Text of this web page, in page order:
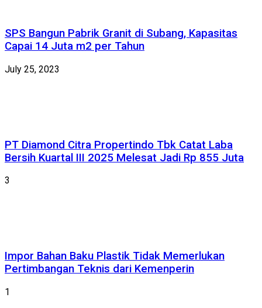
SPS Bangun Pabrik Granit di Subang, Kapasitas
Capai 14 Juta m2 per Tahun
July 25, 2023
PT Diamond Citra Propertindo Tbk Catat Laba
Bersih Kuartal III 2025 Melesat Jadi Rp 855 Juta
3
Impor Bahan Baku Plastik Tidak Memerlukan
Pertimbangan Teknis dari Kemenperin
1